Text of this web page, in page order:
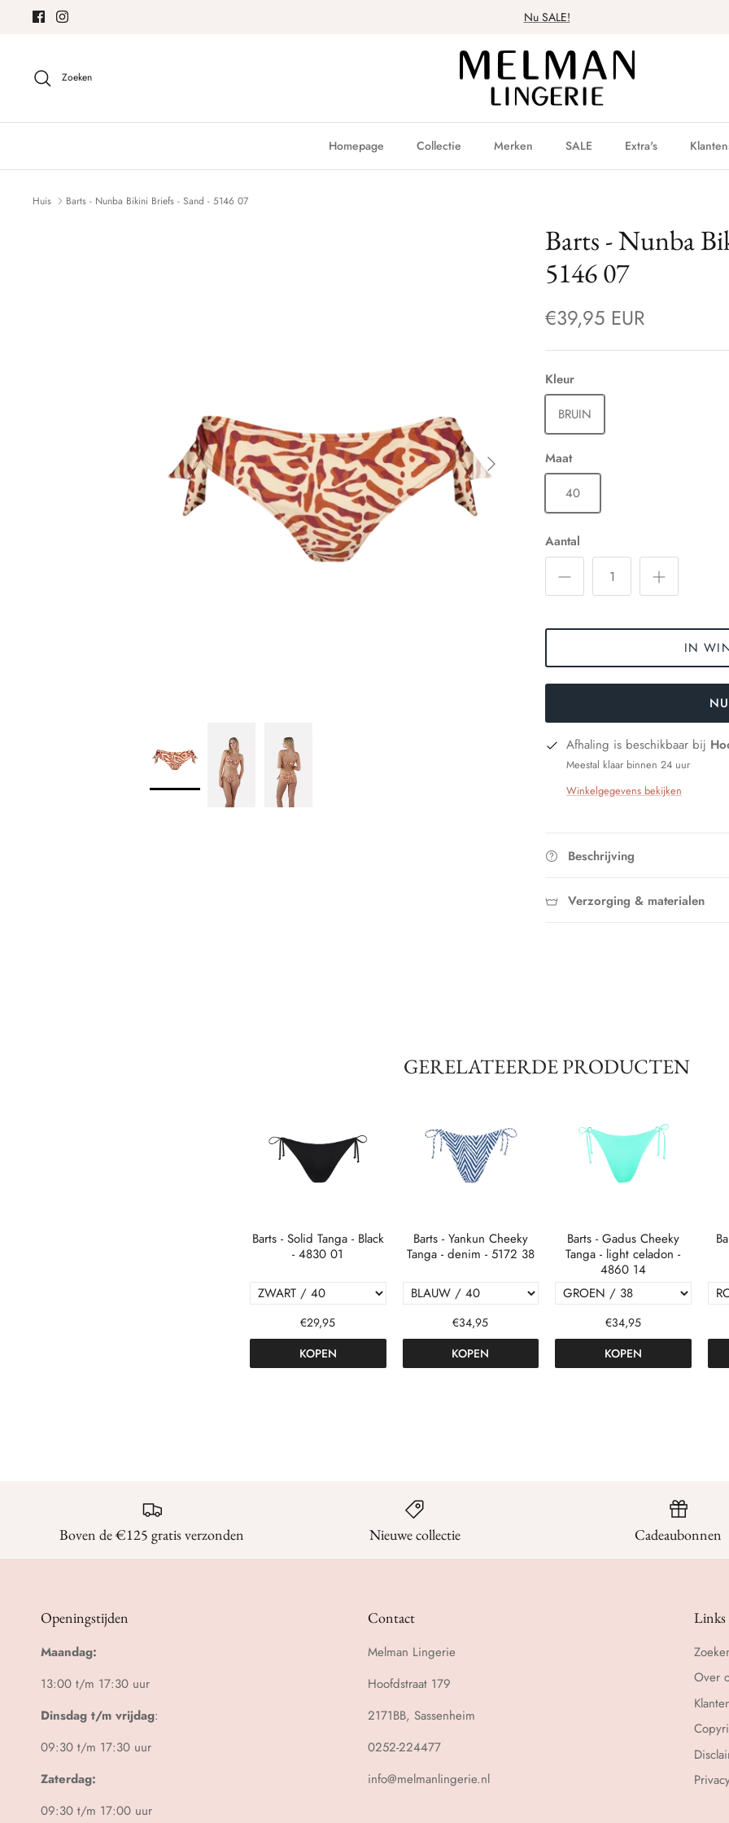
Meteen
content
Nu SALE!
Zoeken
Homepage Collectie Merken SALE Extra's
Huis Barts - Nunba Bikini Briefs - Sand - 5146 07
Barts - Nunba
5146 07
€39,95 EUR
Kleur
BRUIN
Maat
40
Aantal
IN
Afhaling is beschikbaar bij
Meestal klaar binnen 24 uur
Winkelgegevens bekijken
Beschrijving
Verzorging & materialen
GERELATEERDE PRODUCTEN
Barts - Solid Tanga - Black
- 4830 01
€29,95
KOPEN
Barts - Yankun Cheeky
Tanga - denim - 5172 38
€34,95
KOPEN
Barts - Gadus Cheeky
Tanga - light celadon -
4860 14
€34,95
KOPEN
Boven de €125 gratis verzonden Nieuwe collectie Cadeaubonnen
Openingstijden
Maandag:
13:00 t/m 17:30 uur
Dinsdag t/m vrijdag:
09:30 t/m 17:30 uur
Zaterdag:
09:30 t/m 17:00 uur
Contact
Melman Lingerie
Hoofdstraat 179
2171BB, Sassenheim
0252-224477
info@melmanlingerie.nl
Links
Over